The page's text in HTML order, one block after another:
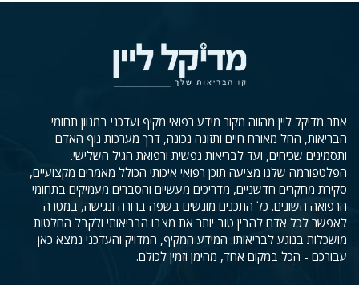
אתר מדיקל ליין מהווה מקור מידע רפואי מקיף ועדכני במגוון תחומי
הבריאות, החל מאורח חיים ותזונה נכונה, דרך מערכות גוף האדם
ותסמינים שכיחים, ועד לבריאות נפשית ורפואת הגיל השלישי.
הפלטפורמה שלנו מציעה תוכן רפואי איכותי הכולל מאמרים מקצועיים,
סקירת מחקרים חדשניים, מדריכים מעשיים והסברים מעמיקים בתחומי
הרפואה השונים. כל התכנים מוגשים בשפה ברורה ונגישה, במטרה
לאפשר לכל אדם להבין טוב יותר את מצבו הבריאותי ולקבל החלטות
מושכלות בנוגע לבריאותו. המידע המקיף, המדויק והעדכני נמצא כאן
עבורכם - הכל במקום אחד, מהימן וזמין לכולם.